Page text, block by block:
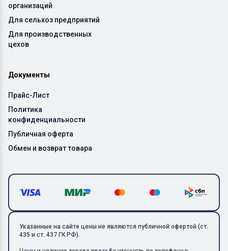
организаций
Для сельхоз предприятий
Для производственных
цехов
Документы
Прайс-Лист
Политика
конфиденциальности
Публичная оферта
Обмен и возврат товара
Указанные на сайте цены не являются публичной офертой (ст.
435 и ст. 437 ГК РФ).